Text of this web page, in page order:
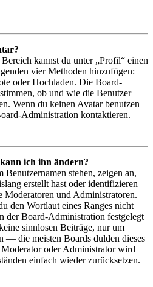
kannst du unter „Profil“ einen
vier Methoden hinzufügen:
oder Hochladen. Die Board-
ob und wie die Benutzer
Wenn du keinen Avatar benutzen
Administration kontaktieren.
ich ihn ändern?
Benutzernamen stehen, zeigen an,
erstellt hast oder identifizieren
Moderatoren und Administratoren.
den Wortlaut eines Ranges nicht
der Board-Administration festgelegt
sinnlosen Beiträge, nur um
— die meisten Boards dulden dieses
oder Administrator wird
einfach wieder zurücksetzen.